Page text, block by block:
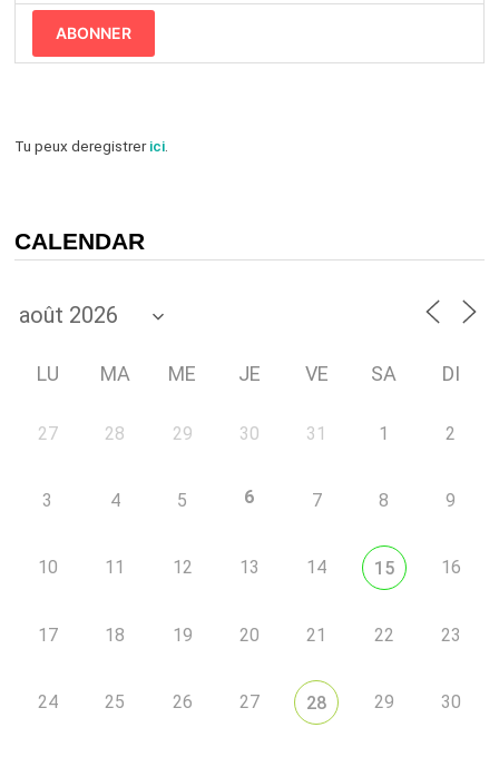
ABONNER
Tu peux deregistrerici.
CALENDAR
LU MA ME JE VE SA DI
27 28 29 30 31 1 2
3 4 5 6 7 8 9
10 11 12 13 14 15 16
17 18 19 20 21 22 23
24 25 26 27 28 29 30